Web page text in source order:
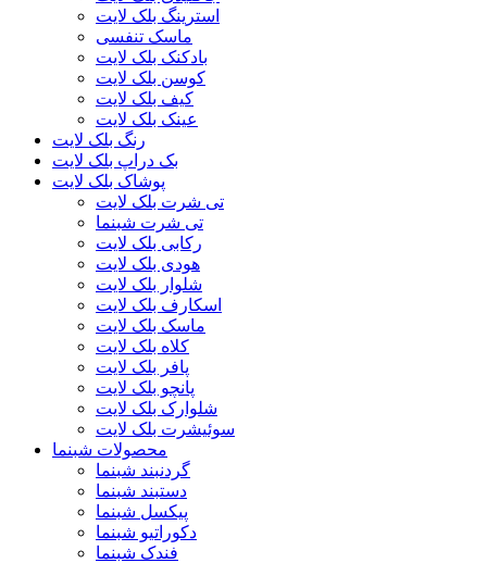
استرینگ بلک لایت
ماسک تنفسی
بادکنک بلک لایت
کوسن بلک لایت
کیف بلک لایت
عینک بلک لایت
رنگ بلک لایت
بک دراپ بلک لایت
پوشاک بلک لایت
تی شرت بلک لایت
تی شرت شبنما
رکابی بلک لایت
هودی بلک لایت
شلوار بلک لایت
اسکارف بلک لایت
ماسک بلک لایت
کلاه بلک لایت
پافر بلک لایت
پانچو بلک لایت
شلوارک بلک لایت
سوئیشرت بلک لایت
محصولات شبنما
گردنبند شبنما
دستبند شبنما
پیکسل شبنما
دکوراتیو شبنما
فندک شبنما